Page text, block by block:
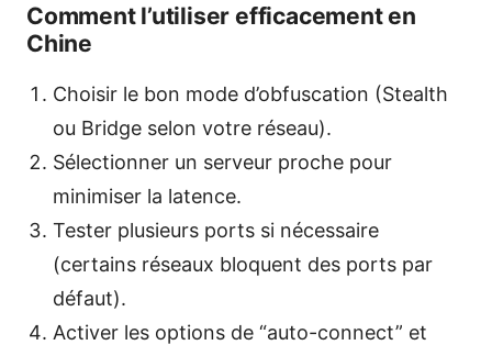
Comment l’utiliser efficacement en
Chine
Choisir le bon mode d’obfuscation (Stealth
ou Bridge selon votre réseau).
Sélectionner un serveur proche pour
minimiser la latence.
Tester plusieurs ports si nécessaire
(certains réseaux bloquent des ports par
défaut).
Activer les options de “auto-connect” et